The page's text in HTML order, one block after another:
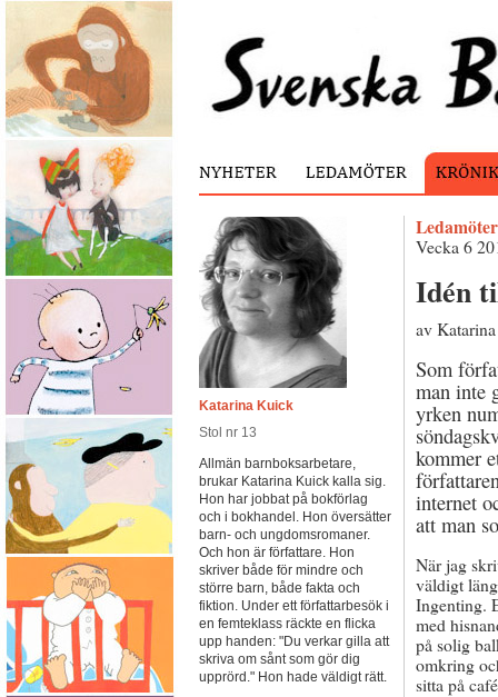
Katarina Kuick
Stol nr 13
Allmän barnboksarbetare,
brukar Katarina Kuick kalla sig.
Hon har jobbat på bokförlag
och i bokhandel. Hon översätter
barn- och ungdomsromaner.
Och hon är författare. Hon
skriver både för mindre och
större barn, både fakta och
fiktion. Under ett författarbesök i
en femteklass räckte en flicka
upp handen: "Du verkar gilla att
skriva om sånt som gör dig
upprörd." Hon hade väldigt rätt.
Vecka 6
Idén
av
Som
man inte
yrken
kommer
internet
att man
När jag
väldigt
Ingenting.
med
på solig
omkring
sitta på